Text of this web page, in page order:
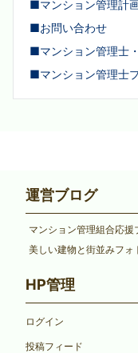
■マンション管理計
■お問い合わせ
■マンション管理士
■マンション管理士
運営ブログ
マンション管理組合応援
美しい建物と街並みフォ
HP管理
ログイン
投稿フィード